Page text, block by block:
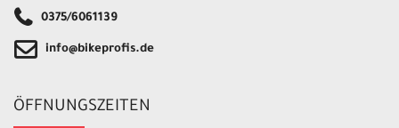
0375/6061139
info@bikeprofis.de
ÖFFNUNGSZEITEN